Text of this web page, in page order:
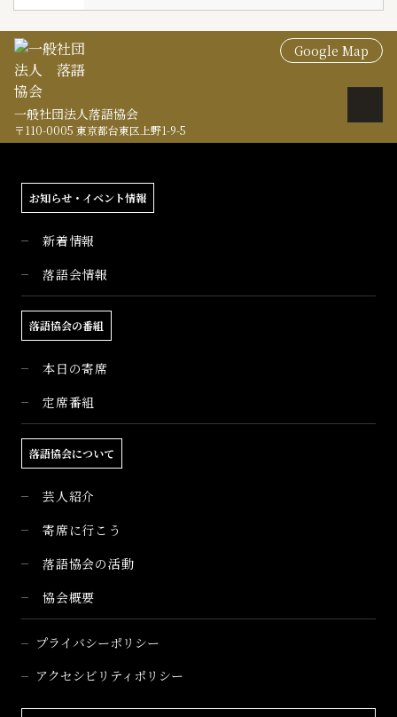
Google Map
一般社団法人落語協会
〒110-0005 東京都台東区上野1-9-5
お知らせ・イベント情報
新着情報
落語会情報
落語協会の番組
本日の寄席
定席番組
落語協会について
芸人紹介
寄席に行こう
落語協会の活動
協会概要
プライバシーポリシー
アクセシビリティポリシー